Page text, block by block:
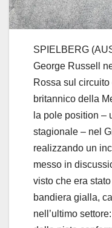
SPIELBERG
George Russell
Rossa sul
britannico della
la pole position –
stagionale – nel
realizzando un
messo in
visto che era
bandiera gialla,
nell’ultimo